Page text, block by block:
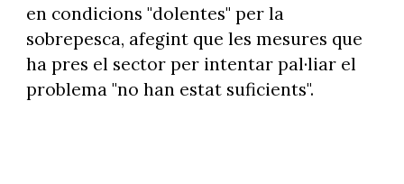
en condicions "dolentes" per la
sobrepesca, afegint que les mesures que
ha pres el sector per intentar pal·liar el
problema "no han estat suficients".